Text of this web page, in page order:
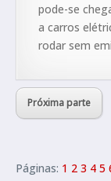
pode-se
a carros
rodar sem
Próxima parte
Páginas: 1 2 3 4 5